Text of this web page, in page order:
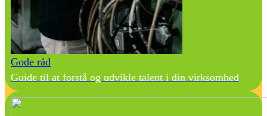
Gode råd
Guide til at forstå og udvikle talent i din virksomhed